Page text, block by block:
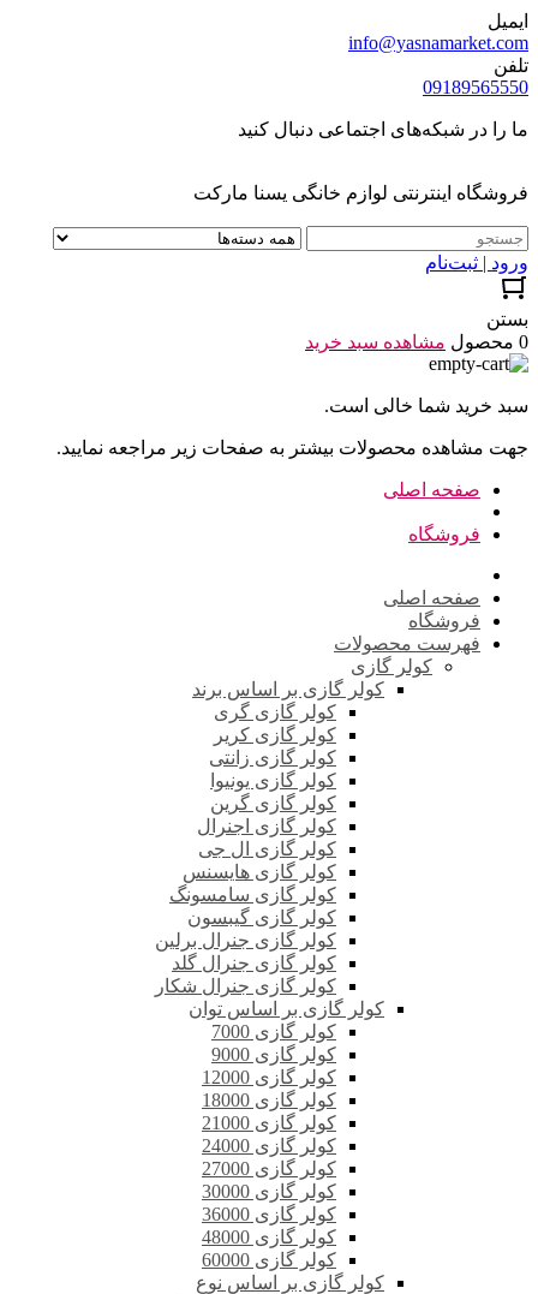
ایمیل
info@yasnamarket.com
تلفن
09189565550
ما را در شبکه‌های اجتماعی دنبال کنید
فروشگاه اینترنتی لوازم خانگی یسنا مارکت
ورود | ثبت‌نام
بستن
0 محصول
مشاهده سبد خرید
سبد خرید شما خالی است.
جهت مشاهده محصولات بیشتر به صفحات زیر مراجعه نمایید.
صفحه اصلی
فروشگاه
صفحه اصلی
فروشگاه
فهرست محصولات
کولر گازی
کولر گازی بر اساس برند
کولر گازی گری
کولر گازی کریر
کولر گازی زانتی
کولر گازی یونیوا
کولر گازی گرین
کولر گازی اجنرال
کولر گازی ال جی
کولر گازی هایسنس
کولر گازی سامسونگ
کولر گازی گیبسون
کولر گازی جنرال برلین
کولر گازی جنرال گلد
کولر گازی جنرال شکار
کولر گازی بر اساس توان
کولر گازی 7000
کولر گازی 9000
کولر گازی 12000
کولر گازی 18000
کولر گازی 21000
کولر گازی 24000
کولر گازی 27000
کولر گازی 30000
کولر گازی 36000
کولر گازی 48000
کولر گازی 60000
کولر گازی بر اساس نوع